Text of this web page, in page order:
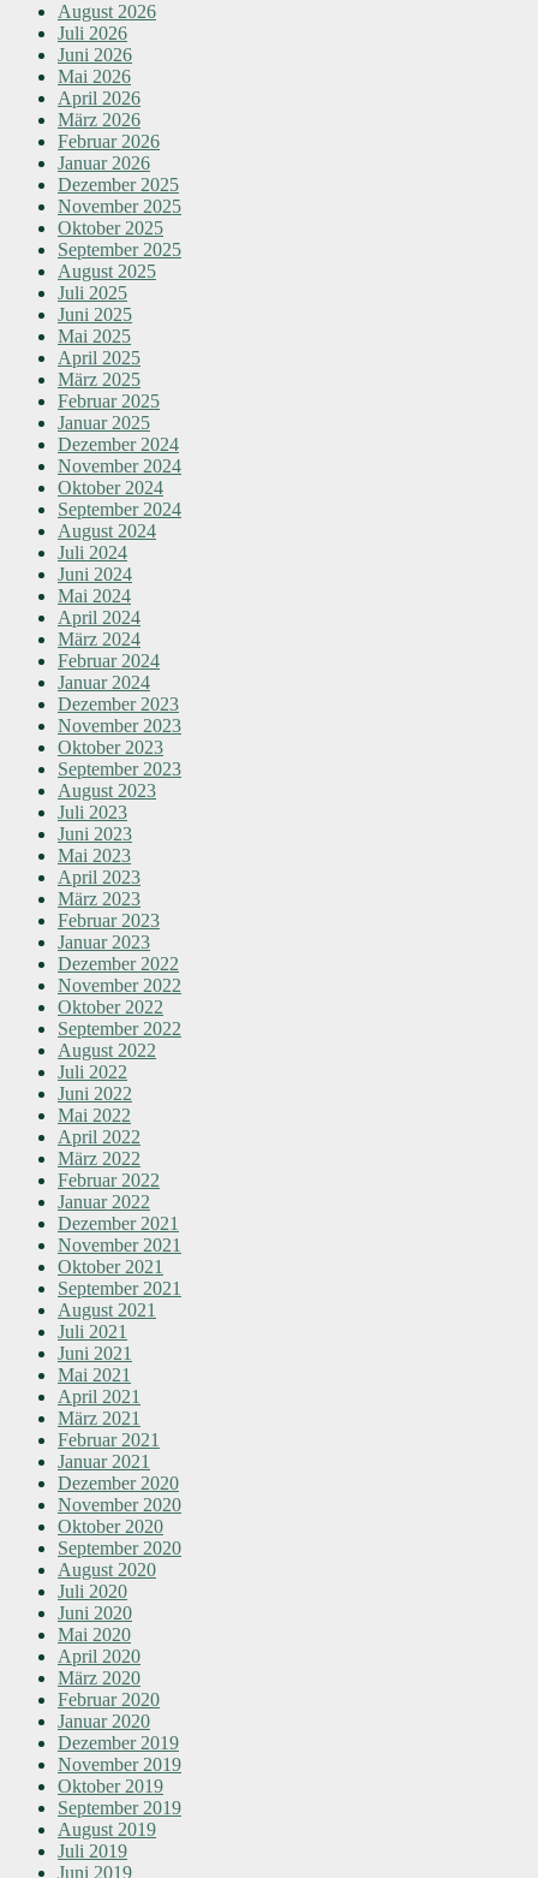
August 2026
Juli 2026
Juni 2026
Mai 2026
April 2026
März 2026
Februar 2026
Januar 2026
Dezember 2025
November 2025
Oktober 2025
September 2025
August 2025
Juli 2025
Juni 2025
Mai 2025
April 2025
März 2025
Februar 2025
Januar 2025
Dezember 2024
November 2024
Oktober 2024
September 2024
August 2024
Juli 2024
Juni 2024
Mai 2024
April 2024
März 2024
Februar 2024
Januar 2024
Dezember 2023
November 2023
Oktober 2023
September 2023
August 2023
Juli 2023
Juni 2023
Mai 2023
April 2023
März 2023
Februar 2023
Januar 2023
Dezember 2022
November 2022
Oktober 2022
September 2022
August 2022
Juli 2022
Juni 2022
Mai 2022
April 2022
März 2022
Februar 2022
Januar 2022
Dezember 2021
November 2021
Oktober 2021
September 2021
August 2021
Juli 2021
Juni 2021
Mai 2021
April 2021
März 2021
Februar 2021
Januar 2021
Dezember 2020
November 2020
Oktober 2020
September 2020
August 2020
Juli 2020
Juni 2020
Mai 2020
April 2020
März 2020
Februar 2020
Januar 2020
Dezember 2019
November 2019
Oktober 2019
September 2019
August 2019
Juli 2019
Juni 2019